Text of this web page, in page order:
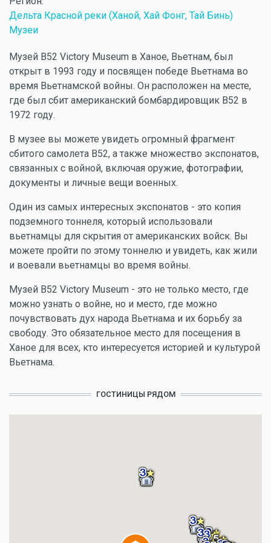
Дельта Красной реки (Ханой, Хай Фонг, Тай Бинь)
Музеи
Музей B52 Victory Museum в Ханое, Вьетнам, был
открыт в 1993 году и посвящен победе Вьетнама во
время Вьетнамской войны. Он расположен на месте,
где был сбит американский бомбардировщик B52 в
1972 году.
В музее вы можете увидеть огромный фрагмент
сбитого самолета B52, а также множество экспонатов,
связанных с войной, включая оружие, фотографии,
документы и личные вещи военных.
Один из самых интересных экспонатов - это копия
подземного тоннеля, который использовали
вьетнамцы для скрытия от американских войск. Вы
можете пройти по этому тоннелю и увидеть, как жили
и воевали вьетнамцы во время войны.
Музей B52 Victory Museum - это не только место, где
можно узнать о войне, но и место, где можно
почувствовать дух народа Вьетнама и их борьбу за
свободу. Это обязательное место для посещения в
Ханое для всех, кто интересуется историей и культурой
Вьетнама.
ГОСТИНИЦЫ РЯДОМ